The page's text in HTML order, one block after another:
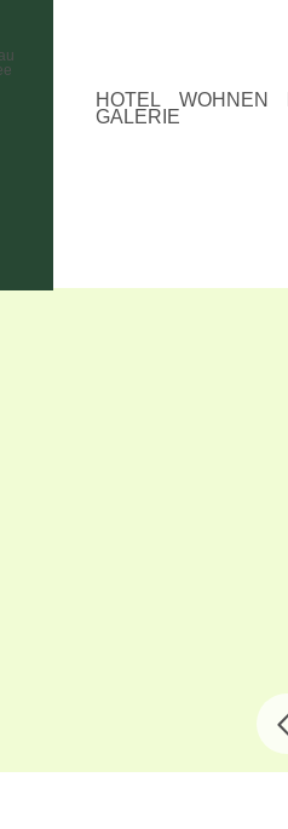
HOTEL WOHNEN
GALERIE